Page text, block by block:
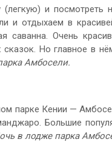
и
и отдыхаем в
саванна. Очень
Но главное в
Амбосели.
парке Кении —
Большие
в лодже парка